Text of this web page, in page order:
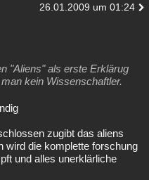
26.01.2009 um 01:24
"Aliens" als erste Erklärug
kein Wissenschaftler.
zugibt das aliens
wird die komplette forschung
und alles unerklärliche